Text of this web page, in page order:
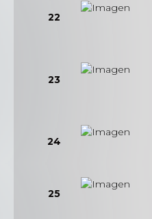
22
23
24
25